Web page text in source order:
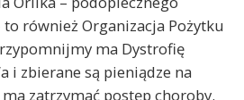
również Organizacja Pożytku
ma Dystrofię
i zbierane są pieniądze na
zatrzymać postęp choroby.